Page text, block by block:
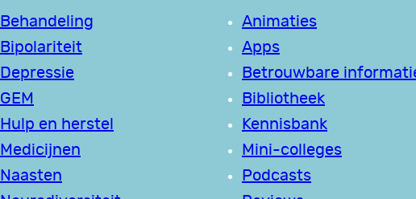
Behandeling
Bipolariteit
Depressie
GEM
Hulp en herstel
Medicijnen
Naasten
Animaties
Apps
Betrouwbare
Bibliotheek
Kennisbank
Mini-colleges
Podcasts